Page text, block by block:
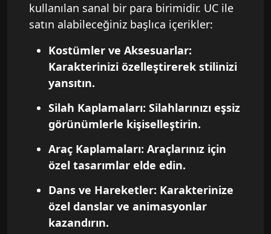
kullanılan sanal bir para birimidir. UC ile
satın alabileceğiniz başlıca içerikler:
Kostümler ve Aksesuarlar:
Karakterinizi özelleştirerek stilinizi
yansıtın.
Silah Kaplamaları: Silahlarınızı eşsiz
görünümlerle kişiselleştirin.
Araç Kaplamaları: Araçlarınız için
özel tasarımlar elde edin.
Dans ve Hareketler: Karakterinize
özel danslar ve animasyonlar
kazandırın.